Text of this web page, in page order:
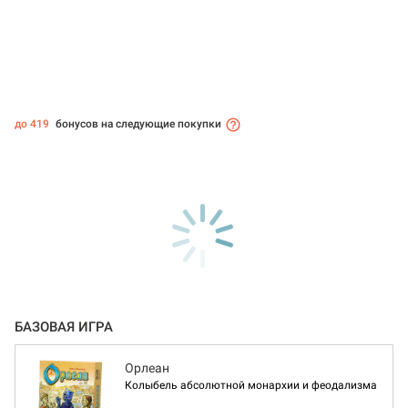
до 419 бонусов на следующие покупки
БАЗОВАЯ ИГРА
Орлеан
Колыбель абсолютной монархии и феодализма